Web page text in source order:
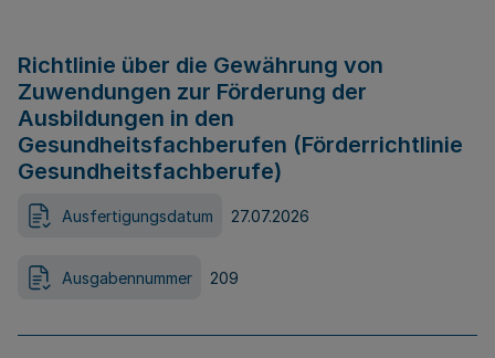
Richtlinie über die Gewährung von
Zuwendungen zur Förderung der
Ausbildungen in den
Gesundheitsfachberufen (Förderrichtlinie
Gesundheitsfachberufe)
Ausfertigungsdatum 27.07.2026
Ausgabennummer 209